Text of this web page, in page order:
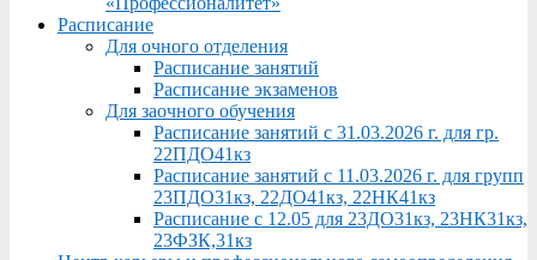
Расписание
Для очного отделения
Расписание занятий
Расписание экзаменов
Для заочного обучения
Расписание занятий с 31.03.2026 г. для гр.
22ПДО41кз
Расписание занятий с 11.03.2026 г. для групп
23ПДО31кз, 22ДО41кз, 22НК41кз
Расписание с 12.05 для 23ДО31кз, 23НК31кз,
23ФЗК,31кз